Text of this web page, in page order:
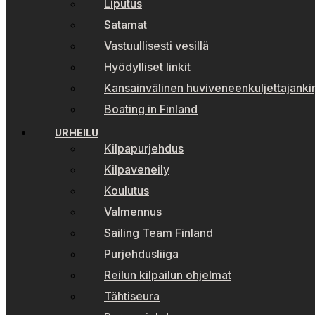
Liputus
Satamat
Vastuullisesti vesillä
Hyödylliset linkit
Kansainvälinen
Boating in Finland
URHEILU
Kilpapurjehdus
Kilpaveneily
Koulutus
Valmennus
Sailing Team Finland
Purjehdusliiga
Reilun kilpailun ohjelmat
Tähtiseura